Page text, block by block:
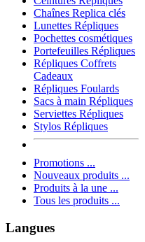
Chaînes Replica clés
Lunettes Répliques
Pochettes cosmétiques
Portefeuilles Répliques
Répliques Coffrets
Cadeaux
Répliques Foulards
Sacs à main Répliques
Serviettes Répliques
Stylos Répliques
Promotions ...
Nouveaux produits ...
Produits à la une ...
Tous les produits ...
Langues